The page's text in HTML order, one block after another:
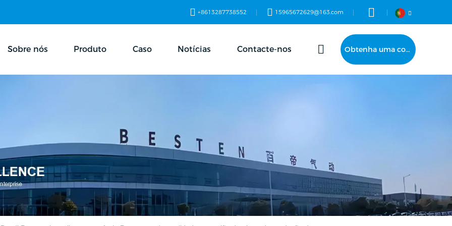
+8613287738552 15965672629@163.com
Sobre nós Produto Caso Notícias Contacte-nos Obtenha uma cotação